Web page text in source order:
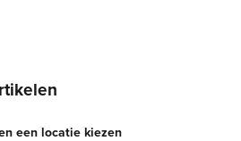
een locatie kiezen